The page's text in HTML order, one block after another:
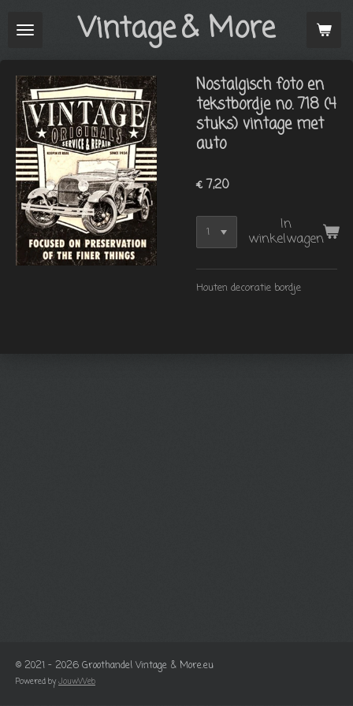
direct
hoofdinhoud
Vintage& More
Nostalgisch foto en
tekstbordje no. 718 (4
stuks) vintage met
auto
€ 7,20
In
winkelwagen
Houten decoratie bordje
© 2021 - 2026 Groothandel Vintage & More.eu
Powered byJouwWeb